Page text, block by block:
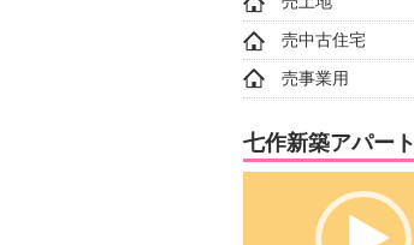
売中古住宅
売事業用
七作新築アパート